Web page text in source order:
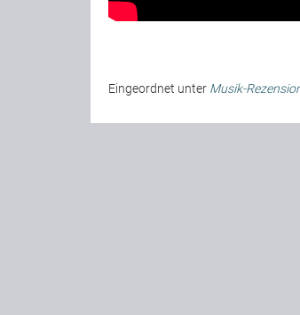
Eingeordnet unter Musik-